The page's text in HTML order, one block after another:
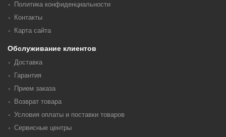
Политика конфиденциальности
Контакты
Карта сайта
Обслуживание клиентов
Доставка
Гарантия
Прием заказа
Возврат товара
Условия оплаты и поставки товаров
Сервисные центры